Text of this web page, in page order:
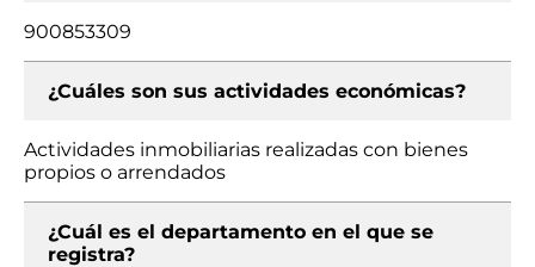
900853309
¿Cuáles son sus actividades económicas?
Actividades inmobiliarias realizadas con bienes
propios o arrendados
¿Cuál es el departamento en el que se
registra?